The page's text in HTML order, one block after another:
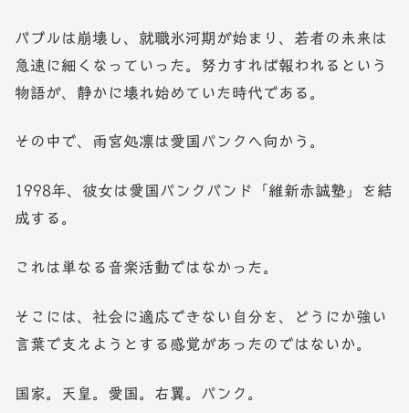
バブルは崩壊し、就職氷河期が始まり、若者の未来は
急速に細くなっていった。努力すれば報われるという
物語が、静かに壊れ始めていた時代である。
その中で、雨宮処凛は愛国パンクへ向かう。
1998年、彼女は愛国パンクバンド「維新赤誠塾」を結
成する。
これは単なる音楽活動ではなかった。
そこには、社会に適応できない自分を、どうにか強い
言葉で支えようとする感覚があったのではないか。
国家。天皇。愛国。右翼。パンク。